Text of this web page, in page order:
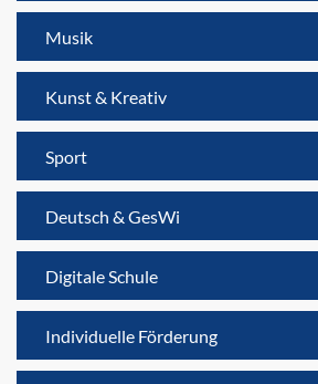
Musik
Kunst & Kreativ
Sport
Deutsch & GesWi
Digitale Schule
Individuelle Förderung